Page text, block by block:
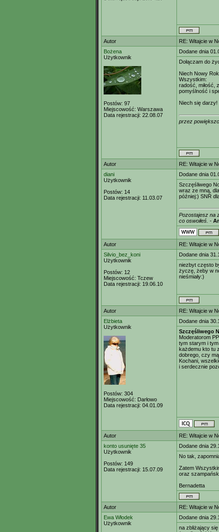
Autor
RE: Witajcie w
Bożena
Użytkownik
Postów: 97
Miejscowość: Warszawa
Data rejestracji: 22.08.07
Dodane dnia
Dołączam do
Niech Nowy
Wszystkim:
radość, miłość,
pomyślność i
Niech się darzy!
przez
Autor
RE: Witajcie w
diani
Użytkownik
Postów: 14
Data rejestracji: 11.03.07
Dodane dnia
Szczęśliwego
wraz ze mną,
później:) SNR
Pozostajesz na
co oswoiłeś. -
Autor
RE: Witajcie w
Silvio_bez_koni
Użytkownik
Postów: 12
Miejscowość: Tczew
Data rejestracji: 19.06.10
Dodane dnia
niezbyt często
życzę, żeby w
nieśmiały:)
Autor
RE: Witajcie w
Elżbieta
Użytkownik
Postów: 304
Miejscowość: Darłowo
Data rejestracji: 04.01.09
Dodane dnia
Szczęśliwego
Moderatorom
tym starym i
każdemu kto tu
dobrego, czy
Kochani,
i serdecznie
Autor
RE: Witajcie w
konto usunięte 35
Użytkownik
Postów: 149
Data rejestracji: 15.07.09
Dodane dnia
No tak,
Zatem
oraz
Bernadetta
Autor
RE: Witajcie w
Ewa Włodek
Użytkownik
Dodane dnia
na zbliżający